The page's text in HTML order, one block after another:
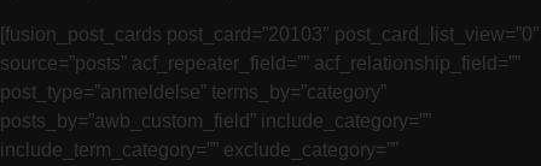
[fusion_post_cards post_card=”20103″ post_card_list_view=”0″
source=”posts” acf_repeater_field=”” acf_relationship_field=””
post_type=”anmeldelse” terms_by=”category”
posts_by=”awb_custom_field” include_category=””
include_term_category=”” exclude_category=””